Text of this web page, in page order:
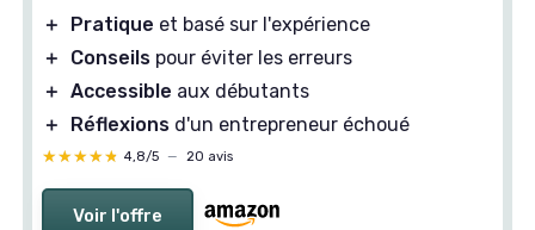
＋ Pratique et basé sur l'expérience
＋
Conseils pour éviter les erreurs
＋ Accessible aux débutants
＋
Réflexions d'un entrepreneur échoué
★★★★★
★★★★★ 4,8/5 — 20 avis
Voir l'offre